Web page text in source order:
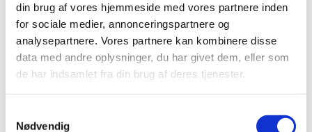
din brug af vores hjemmeside med vores partnere inden
for sociale medier, annonceringspartnere og
analysepartnere. Vores partnere kan kombinere disse
data med andre oplysninger, du har givet dem, eller som
de har indsamlet fra din brug af deres tjenester.
Nødvendig
Danske forlængede pas anerkendes ved ind- og
udrejse.
Danske nødpas (provisoriske pas) anerkendes ved
ind- og udrejse.
EU-nødpas anerkendes ved ind- og udrejse.
rejsen anerkender et dansk nødpas eller et EU-